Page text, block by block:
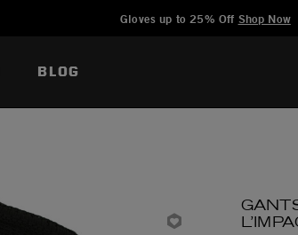
Gloves up to 25% Off Shop Now
BLOG
Added to Manage Wishlist